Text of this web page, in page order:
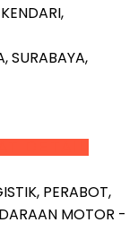
SURABAYA,
PERABOT,
MOTOR -